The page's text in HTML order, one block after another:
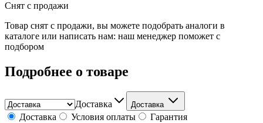
Снят с продажи
Товар снят с продажи, вы можете подобрать аналоги в
каталоге или написать нам: наш менеджер поможет с
подбором
Подробнее о товаре
Доставка Доставка
Доставка Условия оплаты Гарантия